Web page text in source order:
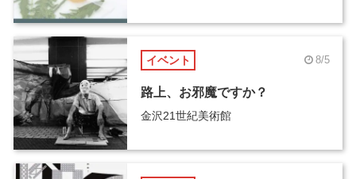
イベント 8/5
路上、お邪魔ですか？
金沢21世紀美術館